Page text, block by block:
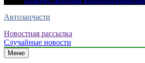
Автозапчасти
Новостная рассылка
Случайные новости
Меню